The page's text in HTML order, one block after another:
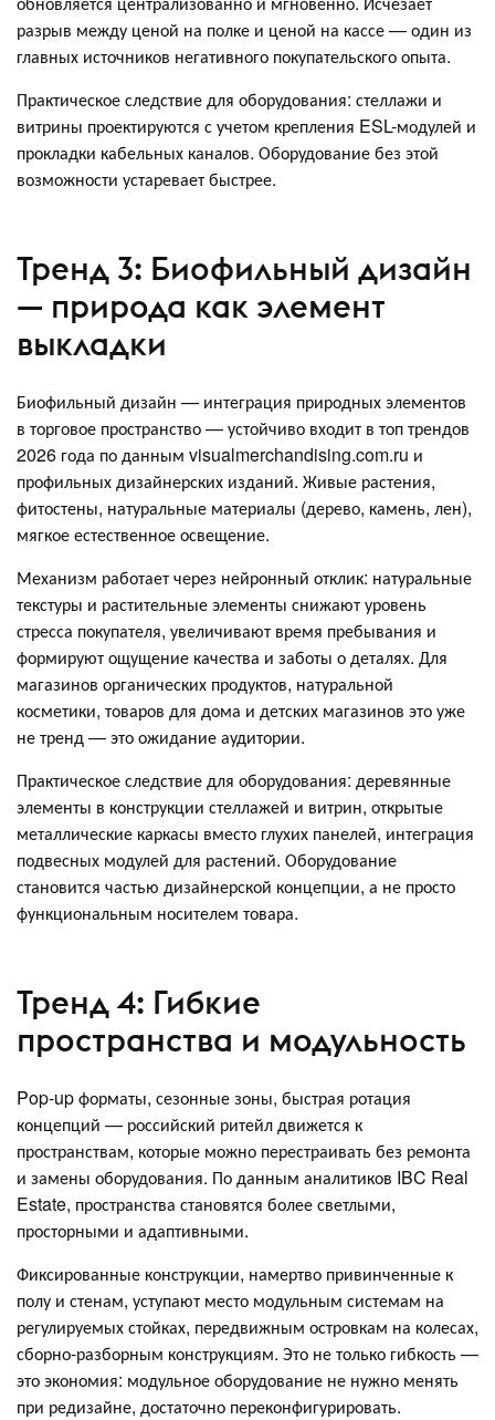
разрыв между ценой на полке и ценой на кассе — один из
главных источников негативного покупательского опыта.
Практическое следствие для оборудования: стеллажи и
витрины проектируются с учетом крепления ESL-модулей и
прокладки кабельных каналов. Оборудование без этой
возможности устаревает быстрее.
Тренд 3: Биофильный дизайн
— природа как элемент
выкладки
Биофильный дизайн — интеграция природных элементов
в торговое пространство — устойчиво входит в топ трендов
2026 года по данным visualmerchandising.com.ru и
профильных дизайнерских изданий. Живые растения,
фитостены, натуральные материалы (дерево, камень, лен),
мягкое естественное освещение.
Механизм работает через нейронный отклик: натуральные
текстуры и растительные элементы снижают уровень
стресса покупателя, увеличивают время пребывания и
формируют ощущение качества и заботы о деталях. Для
магазинов органических продуктов, натуральной
косметики, товаров для дома и детских магазинов это уже
не тренд — это ожидание аудитории.
Практическое следствие для оборудования: деревянные
элементы в конструкции стеллажей и витрин, открытые
металлические каркасы вместо глухих панелей, интеграция
подвесных модулей для растений. Оборудование
становится частью дизайнерской концепции, а не просто
функциональным носителем товара.
Тренд 4: Гибкие
пространства и модульность
Pop-up форматы, сезонные зоны, быстрая ротация
концепций — российский ритейл движется к
пространствам, которые можно перестраивать без ремонта
и замены оборудования. По данным аналитиков IBC Real
Estate, пространства становятся более светлыми,
просторными и адаптивными.
Фиксированные конструкции, намертво привинченные к
полу и стенам, уступают место модульным системам на
регулируемых стойках, передвижным островкам на колесах,
сборно-разборным конструкциям. Это не только гибкость —
это экономия: модульное оборудование не нужно менять
при редизайне, достаточно переконфигурировать.